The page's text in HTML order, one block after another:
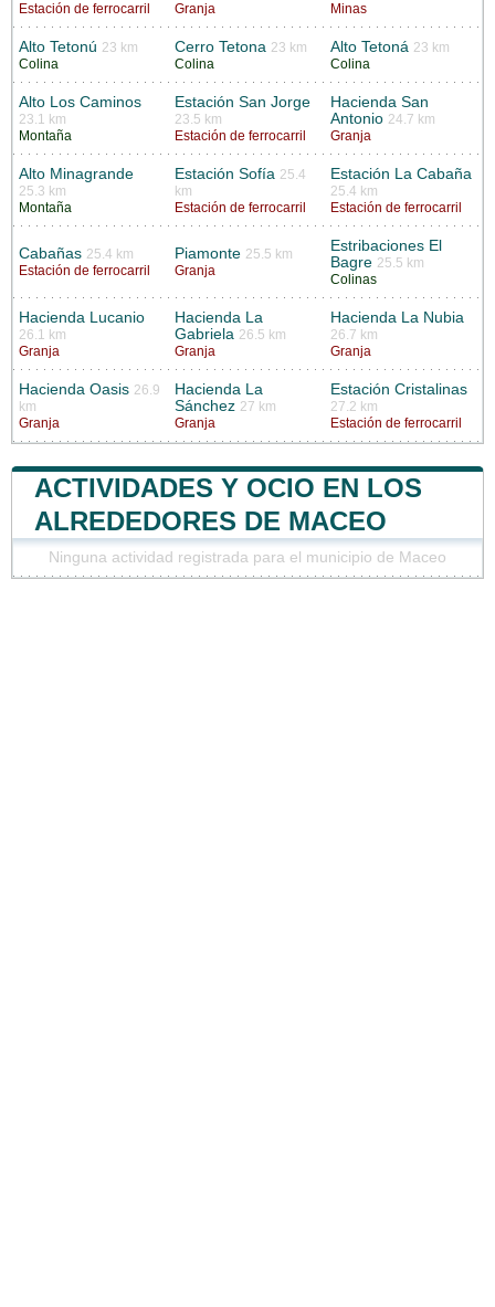
Estación de ferrocarril
Granja
Minas
Alto Tetonú 23 km
Colina
Cerro Tetona 23 km
Colina
Alto Tetoná 23 km
Colina
Alto Los Caminos
23.1 km
Montaña
Estación San Jorge
23.5 km
Estación de ferrocarril
Hacienda San
Antonio 24.7 km
Granja
Alto Minagrande
25.3 km
Montaña
Estación Sofía 25.4
km
Estación de ferrocarril
Estación La Cabaña
25.4 km
Estación de ferrocarril
Cabañas 25.4 km
Estación de ferrocarril
Piamonte 25.5 km
Granja
Estribaciones El
Bagre 25.5 km
Colinas
Hacienda Lucanio
26.1 km
Granja
Hacienda La
Gabriela 26.5 km
Granja
Hacienda La Nubia
26.7 km
Granja
Hacienda Oasis 26.9
km
Granja
Hacienda La
Sánchez 27 km
Granja
Estación Cristalinas
27.2 km
Estación de ferrocarril
ACTIVIDADES Y OCIO EN LOS
ALREDEDORES DE MACEO
Ninguna actividad registrada para el municipio de Maceo